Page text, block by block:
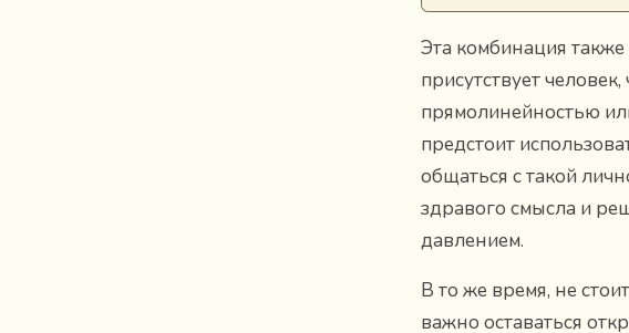
Эта комбинация
присутствует
прямолинейностью
предстоит
общаться с такой
здравого смысла и
давлением.
В то же время, не
важно оставаться